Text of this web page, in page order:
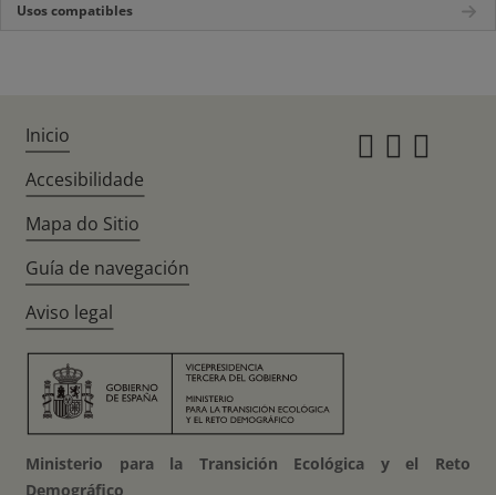
Usos compatibles
Inicio
Accesibilidade
Mapa do Sitio
Guía de navegación
Aviso legal
Ministerio para la Transición Ecológica y el Reto
Demográfico